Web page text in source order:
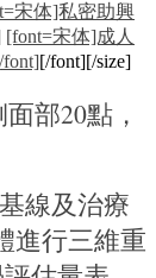
宋体]私密助興
[font=宋体]成人
[/font][/size]
部20點，
線及治療
進行三維重